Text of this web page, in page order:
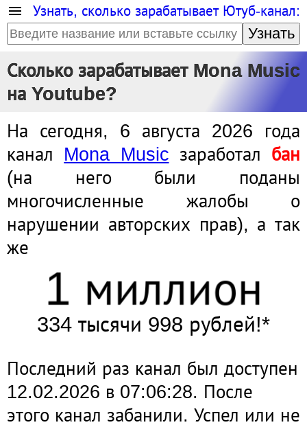
Узнать, сколько зарабатывает Ютуб-канал:
Узнать
Сколько зарабатывает Mona Music
на Youtube?
На сегодня, 6 августа 2026 года
канал Mona Music заработал бан
(на него были поданы
многочисленные жалобы о
нарушении авторских прав), а так
же
1 миллион
334 тысячи 998 рублей!*
Последний раз канал был доступен
12.02.2026 в 07:06:28. После
этого канал забанили. Успел или не